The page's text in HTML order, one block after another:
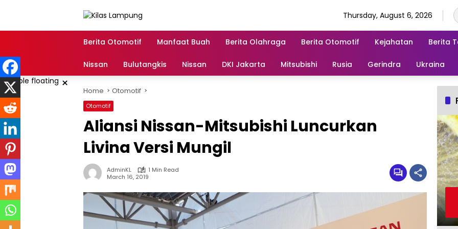
Thursday, August 6, 2026
Berita Otomotif Manfaat Buah Berita Olahraga Berita Otomotif Kejahatan Berita
Nissan Bulutangkis Nissan DKI Jakarta Mitsubishi Rusia Gerindra Ukraina
× Home Otomotif
Otomotif
Aliansi Nissan-Mitsubishi Luncurkan
Livina Versi Mungil
AdminKL
1 Min Read
March 16, 2019